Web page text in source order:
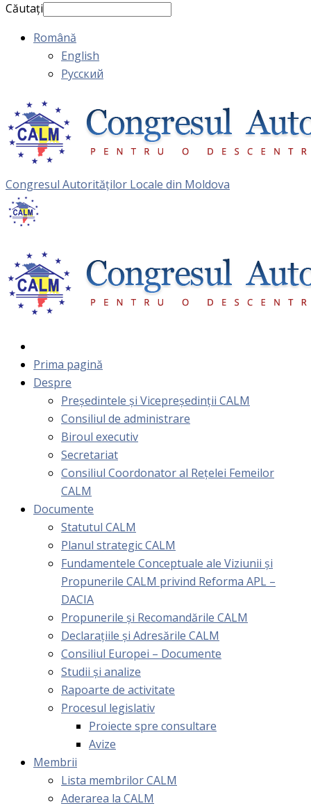
Căutați
Română
English
Русский
Congresul Autorităţilor Locale din Moldova
Prima pagină
Despre
Președintele și Vicepreședinții CALM
Consiliul de administrare
Biroul executiv
Secretariat
Consiliul Coordonator al Rețelei Femeilor
CALM
Documente
Statutul CALM
Planul strategic CALM
Fundamentele Conceptuale ale Viziunii și
Propunerile CALM privind Reforma APL –
DACIA
Propunerile și Recomandările CALM
Declarațiile și Adresările CALM
Consiliul Europei – Documente
Studii și analize
Rapoarte de activitate
Procesul legislativ
Proiecte spre consultare
Avize
Membrii
Lista membrilor CALM
Aderarea la CALM